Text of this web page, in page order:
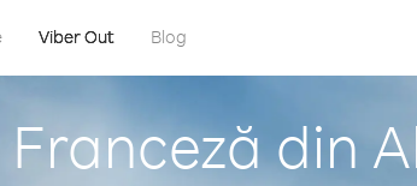
Viber Out Blog
din